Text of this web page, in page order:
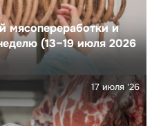
мясопереработки и
(13–19 июля 2026
17 июля '26